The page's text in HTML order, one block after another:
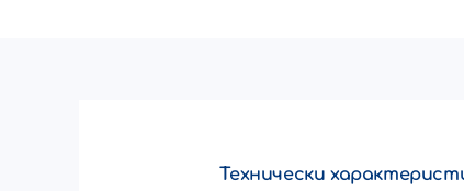
Технически